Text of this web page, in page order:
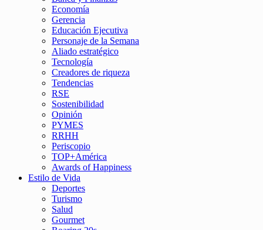
Economía
Gerencia
Educación Ejecutiva
Personaje de la Semana
Aliado estratégico
Tecnología
Creadores de riqueza
Tendencias
RSE
Sostenibilidad
Opinión
PYMES
RRHH
Periscopio
TOP+América
Awards of Happiness
Estilo de Vida
Deportes
Turismo
Salud
Gourmet